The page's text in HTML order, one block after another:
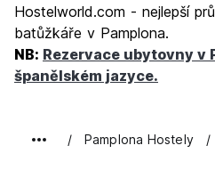
Hostelworld.com - nejlepší
batůžkáře v Pamplona.
NB: Rezervace ubytovny v
španělském jazyce.
Pamplona Hostely